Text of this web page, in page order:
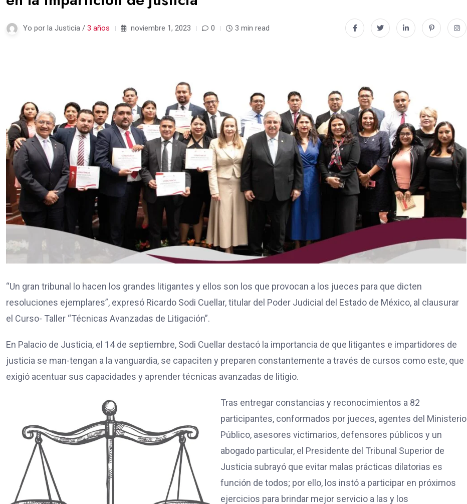
Yo por la Justicia / 3 años noviembre 1, 2023 0 3 min read
“Un gran tribunal lo hacen los grandes litigantes y ellos son los que provocan a los jueces para que dicten
resoluciones ejemplares”, expresó Ricardo Sodi Cuellar, titular del Poder Judicial del Estado de México, al clausurar
el Curso- Taller “Técnicas Avanzadas de Litigación”.
En Palacio de Justicia, el 14 de septiembre, Sodi Cuellar destacó la importancia de que litigantes e impartidores de
justicia se man-tengan a la vanguardia, se capaciten y preparen constantemente a través de cursos como este, que
exigió acentuar sus capacidades y aprender técnicas avanzadas de litigio.
Tras entregar constancias y reconocimientos a 82
participantes, conformados por jueces, agentes del Ministerio
Público, asesores victimarios, defensores públicos y un
abogado particular, el Presidente del Tribunal Superior de
Justicia subrayó que evitar malas prácticas dilatorias es
función de todos; por ello, los instó a participar en próximos
ejercicios para brindar mejor servicio a las y los